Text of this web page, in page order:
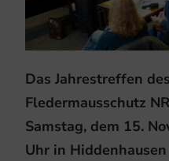
Das Jahrestreffen
Fledermausschutz
Samstag, dem 15.
Uhr in